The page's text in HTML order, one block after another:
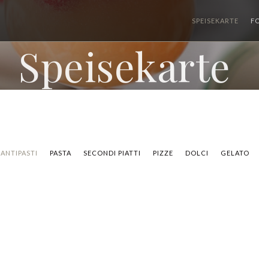
SPEISEKARTE
Speisekarte
ANTIPASTI PASTA SECONDI PIATTI PIZZE DOLCI GELATO